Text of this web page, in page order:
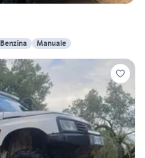
Benzina Manuale